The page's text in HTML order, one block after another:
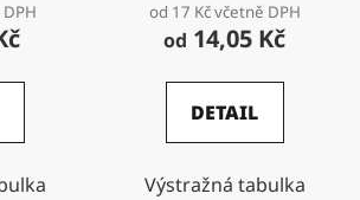
od 17 Kč včetně DPH
od 14,05 Kč
DETAIL
Výstražná tabulka